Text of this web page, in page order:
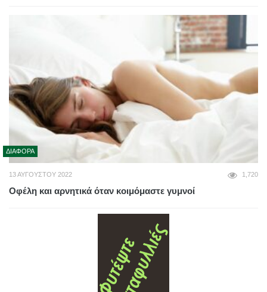
ΔΙΆΦΟΡΑ
13 ΑΥΓΟΎΣΤΟΥ 2022 1,720
Οφέλη και αρνητικά όταν κοιμόμαστε γυμνοί